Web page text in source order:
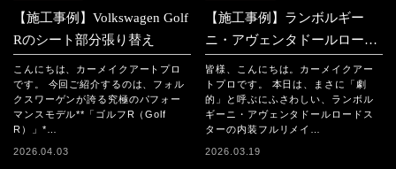
【施工事例】Volkswagen Golf
Rのシート部分張り替え
こんにちは、カーメイクアートプロ
です。 今回ご紹介するのは、フォル
クスワーゲンが誇る究極のパフォー
マンスモデル**「ゴルフR（Golf
R）」*…
2026.04.03
【施工事例】ランボルギー
ニ・アヴェンタドールロード
スター 「内装フルリメイ
ク」
皆様、こんにちは。カーメイクアー
トプロです。 本日は、まさに「劇
的」と呼ぶにふさわしい、ランボル
ギーニ・アヴェンタドールロードス
ターの内装フルリメイ…
2026.03.19